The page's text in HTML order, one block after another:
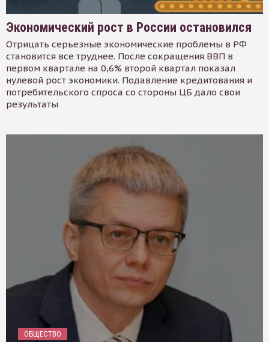
Экономический рост в России остановился
Отрицать серьезные экономические проблемы в РФ
становится все труднее. После сокращения ВВП в
первом квартале на 0,6% второй квартал показал
нулевой рост экономики. Подавление кредитования и
потребительского спроса со стороны ЦБ дало свои
результаты
ОБЩЕСТВО